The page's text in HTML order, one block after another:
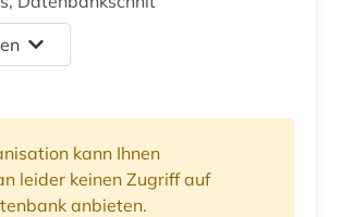
kann Ihnen
leider keinen Zugriff auf
anbieten.